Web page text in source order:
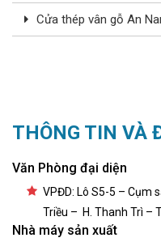
Cửa thép vân gỗ An
THÔNG TIN VÀ
Văn Phòng đại diện
VPĐD: Lô S5-5 – Cụm
Triều – H. Thanh Trì –
Nhà máy sản xuất